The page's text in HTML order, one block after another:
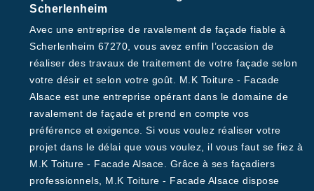
Scherlenheim
Avec une entreprise de ravalement de façade fiable à
Scherlenheim 67270, vous avez enfin l’occasion de
réaliser des travaux de traitement de votre façade selon
votre désir et selon votre goût. M.K Toiture - Facade
Alsace est une entreprise opérant dans le domaine de
ravalement de façade et prend en compte vos
préférence et exigence. Si vous voulez réaliser votre
projet dans le délai que vous voulez, il vous faut se fiez à
M.K Toiture - Facade Alsace. Grâce à ses façadiers
professionnels, M.K Toiture - Facade Alsace dispose